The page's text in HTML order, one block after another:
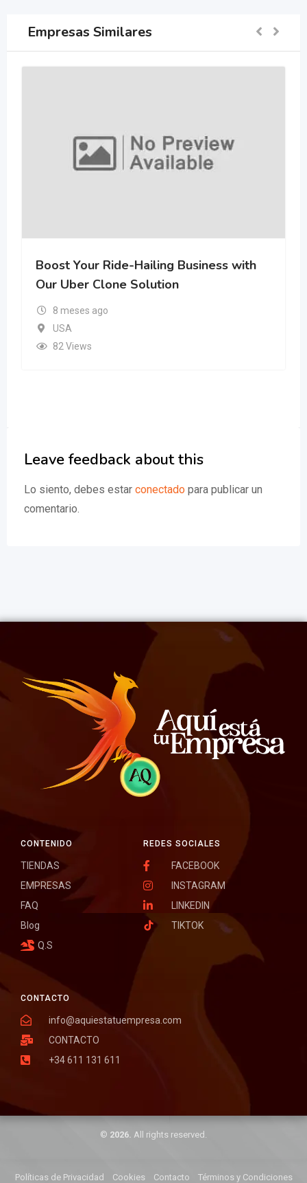
Empresas Similares
Boost Your Ride-Hailing Business with
Our Uber Clone Solution
8 meses ago
USA
82 Views
Leave feedback about this
Lo siento, debes estar conectado para publicar un
comentario.
CONTACTO
info@aquiestatuempresa.com
CONTACTO
+34 611 131 611
REDES SOCIALES
FACEBOOK
INSTAGRAM
LINKEDIN
TIKTOK
CONTENIDO
TIENDAS
EMPRESAS
FAQ
Blog
Q.S
Políticas de Privacidad Cookies Contacto Términos y Condiciones
© 2026. All rights reserved.